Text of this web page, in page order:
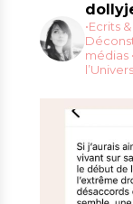
•Ecrits
médias